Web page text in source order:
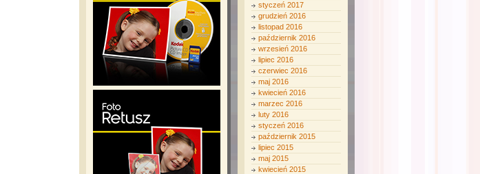
styczeń 2017
grudzień 2016
listopad 2016
październik 2016
wrzesień 2016
lipiec 2016
czerwiec 2016
maj 2016
kwiecień 2016
marzec 2016
luty 2016
styczeń 2016
październik 2015
lipiec 2015
maj 2015
kwiecień 2015